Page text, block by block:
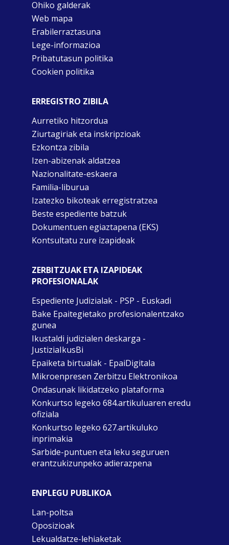
Ohiko galderak
Web mapa
Erabilerraztasuna
Lege-informazioa
Pribatutasun politika
Cookien politika
ERREGISTRO ZIBILA
Aurretiko hitzordua
Ziurtagiriak eta inskripzioak
Ezkontza zibila
Izen-abizenak aldatzea
Nazionalitate-eskaera
Familia-liburua
Izatezko bikoteak erregistratzea
Beste espediente batzuk
Dokumentuen egiaztapena (EKS)
Kontsultatu zure izapideak
ZERBITZUAK ETA IZAPIDEAK
PROFESIONALAK
Espediente Judizialak - PSP - Euskadi
Bake Epaitegietako profesionalentzako
gunea
Ikustaldi judizialen deskarga -
JustiziaIkusBi
Epaiketa birtualak - EpaiDigitala
Mikroenpresen Zerbitzu Elektronikoa
Ondasunak likidatzeko plataforma
Konkurtso legeko 684.artikuluaren eredu
ofiziala
Konkurtso legeko 627.artikuluko
inprimakia
Sarbide-puntuen eta leku seguruen
erantzukizunpeko adierazpena
ENPLEGU PUBLIKOA
Lan-poltsa
Oposizioak
Lekualdatze-lehiaketak